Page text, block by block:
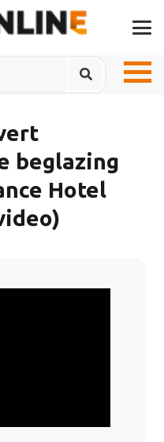
beglazing
Hotel